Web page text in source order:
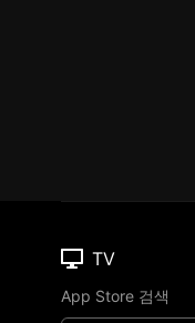
TV
App Store 검색